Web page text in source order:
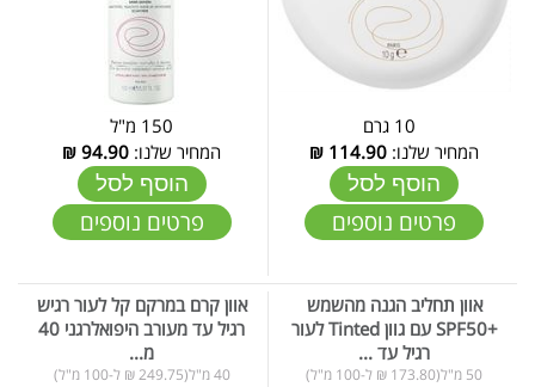
המחיר שלנו: 114.90
₪
הוסף לסל
פרטים נוספים
150 מ"ל
המחיר שלנו: 94.90
₪
הוסף לסל
פרטים נוספים
אוון תחליב הגנה מהשמש
+SPF50 עם גוון Tinted לעור
רגיל עד ...
50 מ"ל(173.80 ₪ ל-100 מ"ל)
אוון קרם במרקם קל לעור רגיש
רגיל עד מעורב היפואלרגני 40
מ...
40 מ"ל(249.75 ₪ ל-100 מ"ל)